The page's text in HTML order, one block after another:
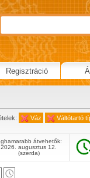
Váz Váltótartó
átvehetők:
2026. augusztus 12.
(szerda)
Regisztráció